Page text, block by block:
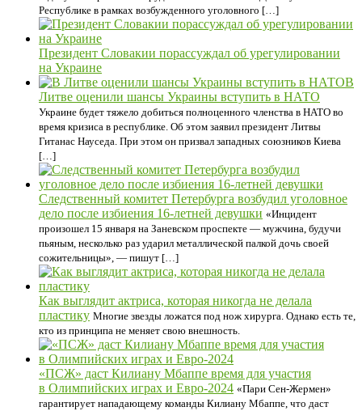
Республике в рамках возбужденного уголовного […]
Президент Словакии порассуждал об урегулировании
на Украине
В
Литве оценили шансы Украины вступить в НАТО
Украине будет тяжело добиться полноценного членства в НАТО во
время кризиса в республике. Об этом заявил президент Литвы
Гитанас Науседа. При этом он призвал западных союзников Киева
[…]
Следственный комитет Петербурга возбудил уголовное
дело после избиения 16-летней девушки «Инцидент
произошел 15 января на Заневском проспекте — мужчина, будучи
пьяным, несколько раз ударил металлической палкой дочь своей
сожительницы», — пишут […]
Как выглядит актриса, которая никогда не делала
пластику Многие звезды ложатся под нож хирурга. Однако есть те,
кто из принципа не меняет свою внешность.
«ПСЖ» даст Килиану Мбаппе время для участия
в Олимпийских играх и Евро-2024 «Пари Сен-Жермен»
гарантирует нападающему команды Килиану Мбаппе, что даст